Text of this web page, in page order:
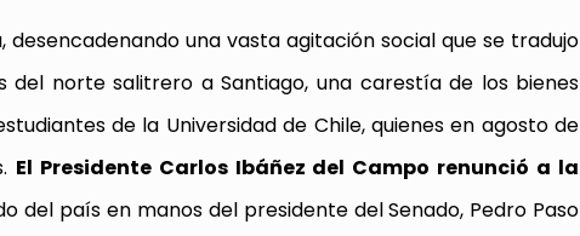
una vasta agitación social que se tradujo
norte salitrero a Santiago, una carestía de los bienes
de la Universidad de Chile, quienes en agosto de
El Presidente Carlos Ibáñez del Campo renunció a la
del país en manos del presidente del Senado, Pedro Paso